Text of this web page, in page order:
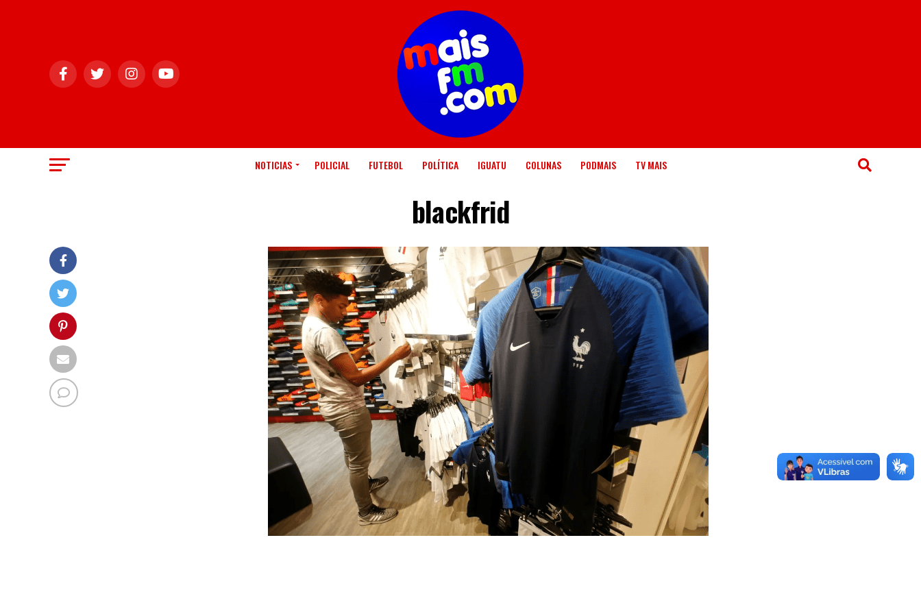
NOTICIAS POLICIAL FUTEBOL POLÍTICA IGUATU COLUNAS PODMAIS TV MAIS
blackfrid